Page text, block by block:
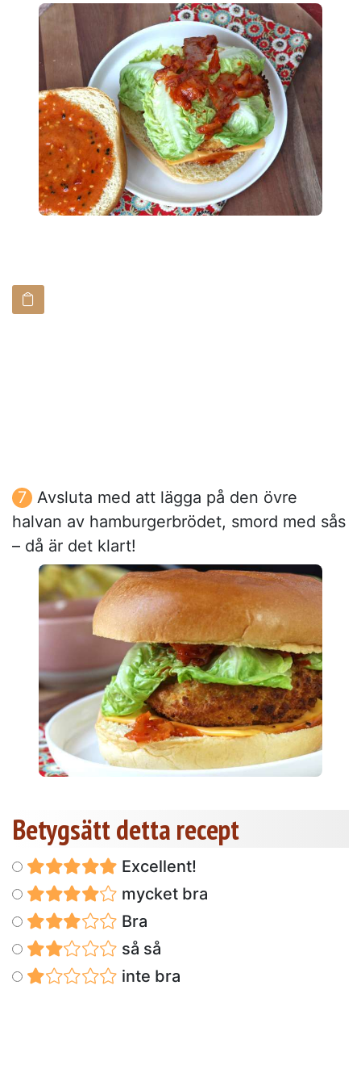
Avsluta med att lägga på den övre
halvan av hamburgerbrödet, smord med sås
– då är det klart!
Betygsätt detta recept
Excellent!
mycket bra
Bra
så så
inte bra